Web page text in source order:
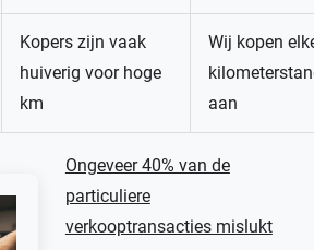
Kopers zijn vaak
huiverig voor hoge
km
Wij kopen
aan
Ongeveer 40% van de
particuliere
verkooptransacties mislukt